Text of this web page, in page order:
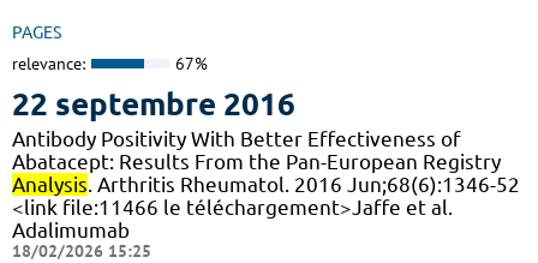
PAGES
relevance: 67%
22 septembre 2016
Antibody Positivity With Better Effectiveness of
Abatacept: Results From the Pan-European Registry
Analysis. Arthritis Rheumatol. 2016 Jun;68(6):1346-52
<link file:11466 le téléchargement>Jaffe et al.
Adalimumab
18/02/2026 15:25